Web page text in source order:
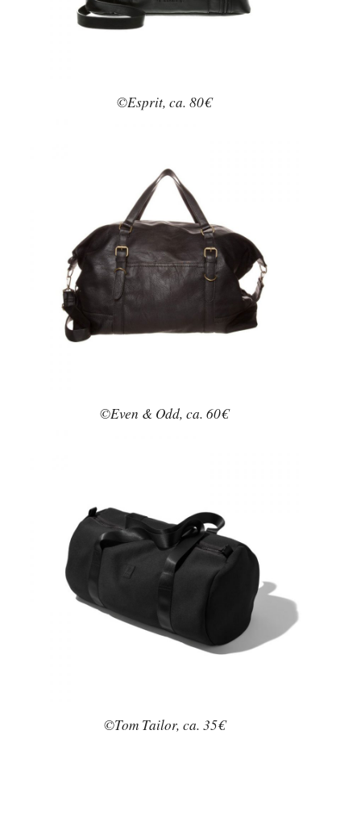
©Esprit, ca. 80€
©Even & Odd, ca. 60€
©Tom Tailor, ca. 35€